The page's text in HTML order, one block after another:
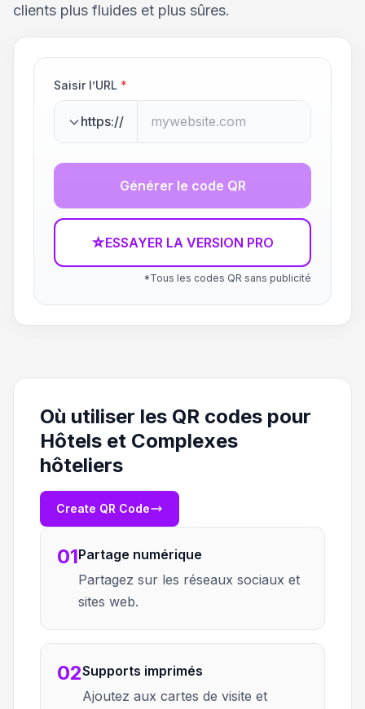
clients plus fluides et plus sûres.
Saisir l’URL *
https://
Générer le code QR
☆ESSAYER LA VERSION PRO
*Tous les codes QR sans publicité
Où utiliser les QR codes pour
Hôtels et Complexes
hôteliers
Create QR Code
01Partage numérique
Partagez sur les réseaux sociaux et
sites web.
02Supports imprimés
Ajoutez aux cartes de visite et